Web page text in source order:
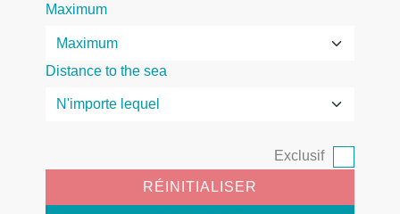
Maximum
Distance to the sea
Exclusif
RÉINITIALISER